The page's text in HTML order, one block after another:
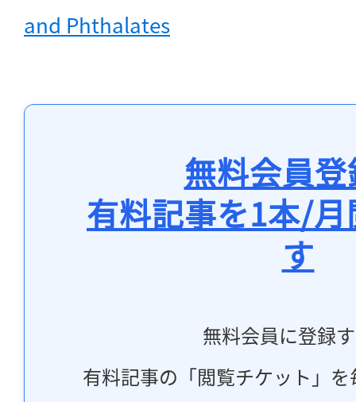
and Phthalates
無料会員
有料記事を1本/
す
無料会員に登録
有料記事の「閲覧チケット」